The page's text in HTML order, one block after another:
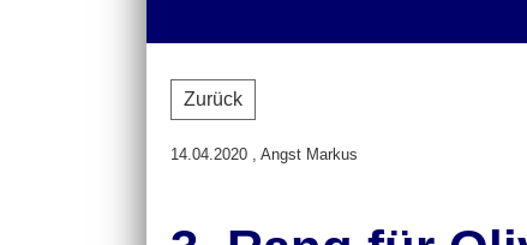
Zurück
14.04.2020 , Angst Markus